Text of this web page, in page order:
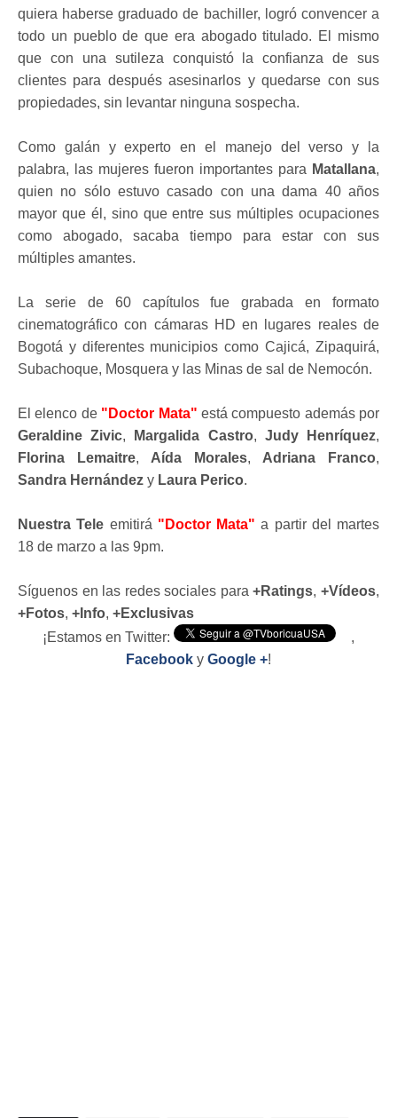
quiera haberse graduado de bachiller, logró convencer a
todo un pueblo de que era abogado titulado. El mismo
que con una sutileza conquistó la confianza de sus
clientes para después asesinarlos y quedarse con sus
propiedades, sin levantar ninguna sospecha.
Como galán y experto en el manejo del verso y la
palabra, las mujeres fueron importantes para Matallana,
quien no sólo estuvo casado con una dama 40 años
mayor que él, sino que entre sus múltiples ocupaciones
como abogado, sacaba tiempo para estar con sus
múltiples amantes.
La serie de 60 capítulos fue grabada en formato
cinematográfico con cámaras HD en lugares reales de
Bogotá y diferentes municipios como Cajicá, Zipaquirá,
Subachoque, Mosquera y las Minas de sal de Nemocón.
El elenco de "Doctor Mata" está compuesto además por
Geraldine Zivic, Margalida Castro, Judy Henríquez,
Florina Lemaitre, Aída Morales, Adriana Franco,
Sandra Hernández y Laura Perico.
Nuestra Tele emitirá "Doctor Mata" a partir del martes
18 de marzo a las 9pm.
Síguenos en las redes sociales para+Ratings,+Vídeos,
+Fotos, +Info, +Exclusivas
¡Estamos en Twitter:
,
Facebook y Google +!